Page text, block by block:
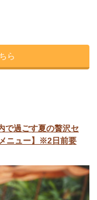
ら
で過ごす夏の贅沢セ
ニュー】※2日前要